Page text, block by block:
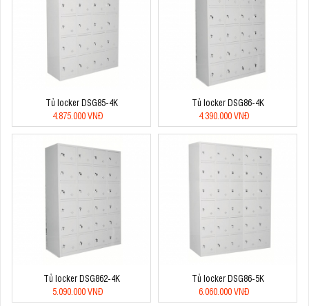
Tủ locker DSG85-4K
4.875.000 VNĐ
Tủ locker DSG86-4K
4.390.000 VNĐ
Tủ locker DSG862-4K
5.090.000 VNĐ
Tủ locker DSG86-5K
6.060.000 VNĐ